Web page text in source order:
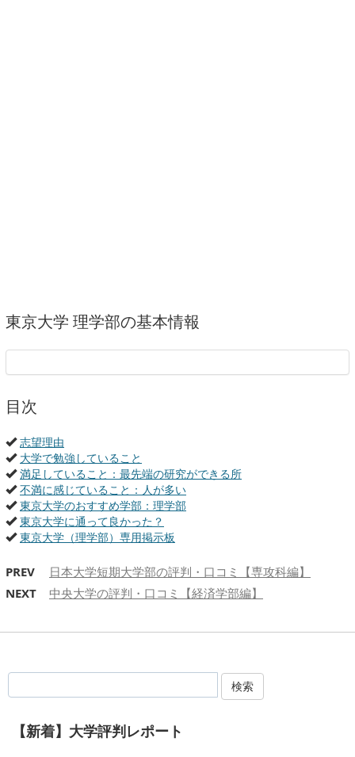
東京大学 理学部の基本情報
目次
志望理由
大学で勉強していること
満足していること：最先端の研究ができる所
不満に感じていること：人が多い
東京大学のおすすめ学部：理学部
東京大学に通って良かった？
東京大学（理学部）専用掲示板
PREV
日本大学短期大学部の評判・口コミ【専攻科編】
NEXT
中央大学の評判・口コミ【経済学部編】
検索
【新着】大学評判レポート